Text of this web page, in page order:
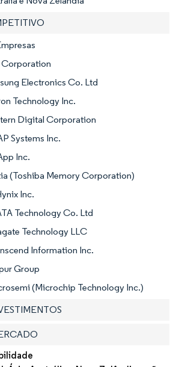
Corporation
Electronics Co. Ltd
Technology Inc.
Digital Corporation
Systems Inc.
Inc.
(Toshiba Memory Corporation)
Inc.
Technology Co. Ltd
Technology LLC
Information Inc.
Group
(Microchip Technology Inc.)